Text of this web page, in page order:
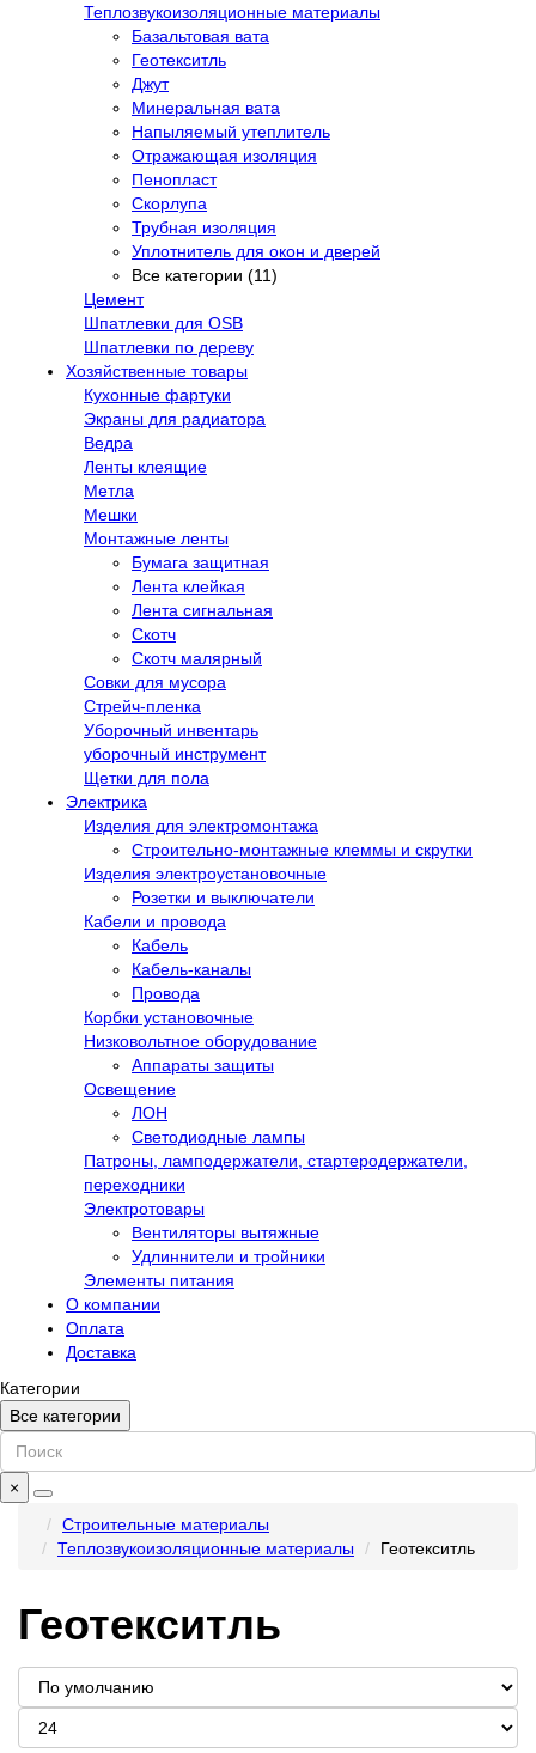
Теплозвукоизоляционные материалы
Базальтовая вата
Геотекситль
Джут
Минеральная вата
Напыляемый утеплитель
Отражающая изоляция
Пенопласт
Скорлупа
Трубная изоляция
Уплотнитель для окон и дверей
Все категории (11)
Цемент
Шпатлевки для OSB
Шпатлевки по дереву
Хозяйственные товары
Кухонные фартуки
Экраны для радиатора
Ведра
Ленты клеящие
Метла
Мешки
Монтажные ленты
Бумага защитная
Лента клейкая
Лента сигнальная
Скотч
Скотч малярный
Совки для мусора
Стрейч-пленка
Уборочный инвентарь
уборочный инструмент
Щетки для пола
Электрика
Изделия для электромонтажа
Строительно-монтажные клеммы и скрутки
Изделия электроустановочные
Розетки и выключатели
Кабели и провода
Кабель
Кабель-каналы
Провода
Корбки установочные
Низковольтное оборудование
Аппараты защиты
Освещение
ЛОН
Светодиодные лампы
Патроны, ламподержатели, стартеродержатели,
переходники
Электротовары
Вентиляторы вытяжные
Удлиннители и тройники
Элементы питания
О компании
Оплата
Доставка
Категории
Все категории
×
Строительные материалы
Теплозвукоизоляционные материалы
Геотекситль
Геотекситль